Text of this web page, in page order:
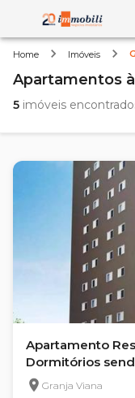
Home Imóveis
Apartamentos
5 imóveis
Apartamento
Dormitórios
Granja Viana